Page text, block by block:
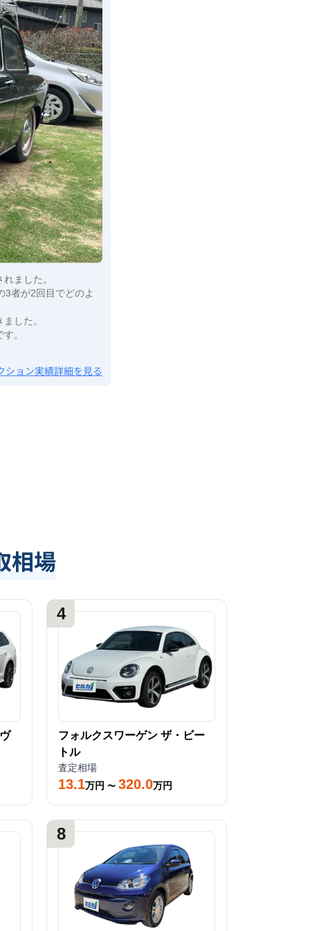
ました。
3者が2回目でどのよ
した。
。
ション実績詳細を見る
相場
4
フォルクスワーゲン ザ・ビー
トル
査定相場
13.1万円 〜 320.0万円
8